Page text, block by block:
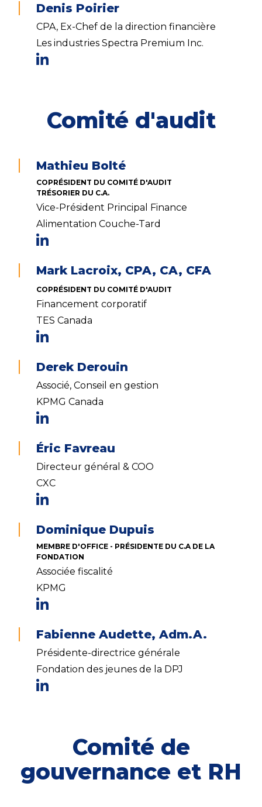
Denis Poirier
CPA, Ex-Chef de la direction financière
Les industries Spectra Premium Inc.
Comité d'audit
Mathieu Bolté
COPRÉSIDENT DU COMITÉ D'AUDIT
TRÉSORIER DU C.A.
Vice-Président Principal Finance
Alimentation Couche-Tard
Mark Lacroix, CPA, CA, CFA
COPRÉSIDENT DU COMITÉ D'AUDIT
Financement corporatif
TES Canada
Derek Derouin
Associé, Conseil en gestion
KPMG Canada
Éric Favreau
Directeur général & COO
CXC
Dominique Dupuis
MEMBRE D'OFFICE - PRÉSIDENTE DU C.A DE LA
FONDATION
Associée fiscalité
KPMG
Fabienne Audette, Adm.A.
Présidente-directrice générale
Fondation des jeunes de la DPJ
Comité de
gouvernance et RH